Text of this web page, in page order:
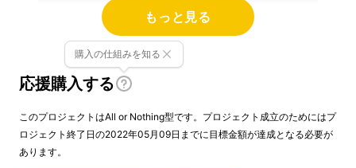
を目指して
もっと見る
応援購入する
購入の仕組みを知る
このプロジェクトはAll or Nothing型です。プロジェクト成立のためにはプ
ロジェクト終了日の2022年05月09日までに目標金額が達成となる必要が
あります。